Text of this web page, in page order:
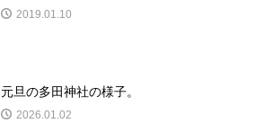
2019.01.10
元旦の多田神社の様子。
2026.01.02